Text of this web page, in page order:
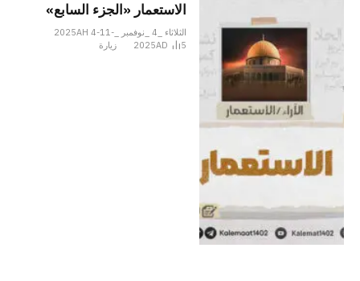
الاستعمار «الجزء السابع»
الثلاثاء _4 _نوفمبر _2025AH 4-11-
2025AD
5 زيارة